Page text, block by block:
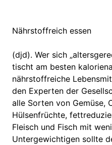
Nährstoffreich essen
(djd). Wer sich
tischt am besten
nährstoffreiche
den Experten der
alle Sorten von Gemüse,
Hülsenfrüchte,
Fleisch und Fisch mit
Untergewichtigen sollte